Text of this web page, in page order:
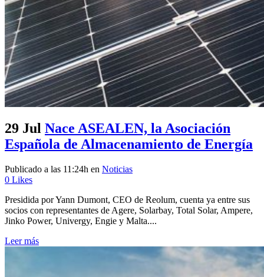
29 Jul Nace ASEALEN, la Asociación
Española de Almacenamiento de Energía
Publicado a las 11:24h en Noticias
0 Likes
Presidida por Yann Dumont, CEO de Reolum, cuenta ya entre sus
socios con representantes de Agere, Solarbay, Total Solar, Ampere,
Jinko Power, Univergy, Engie y Malta....
Leer más